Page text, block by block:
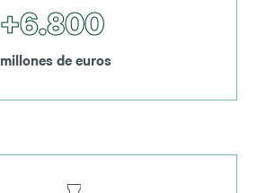
+6.800
millones de euros